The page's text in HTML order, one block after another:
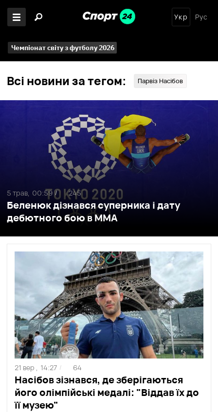
Укр Рус
Чемпіонат світу з футболу 2026
Всі новини за тегом: Парвіз Насібов
Беленюк дізнався суперника і дату
дебютного бою в ММА
5 трав, 00:59 / 245
Насібов зізнався, де зберігаються
його олімпійські медалі: "Віддав їх до
її музею"
21 вер , 14:27 / 64